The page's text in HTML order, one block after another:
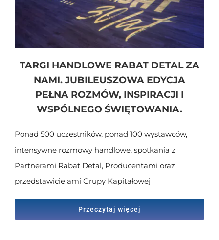
TARGI HANDLOWE RABAT DETAL ZA
NAMI. JUBILEUSZOWA EDYCJA
PEŁNA ROZMÓW, INSPIRACJI I
WSPÓLNEGO ŚWIĘTOWANIA.
Ponad 500 uczestników, ponad 100 wystawców,
intensywne rozmowy handlowe, spotkania z
Partnerami Rabat Detal, Producentami oraz
przedstawicielami Grupy Kapitałowej
Przeczytaj więcej